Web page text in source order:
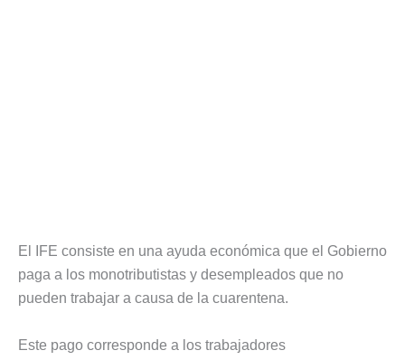
El IFE consiste en una ayuda económica que el Gobierno
paga a los monotributistas y desempleados que no
pueden trabajar a causa de la cuarentena.
Este pago corresponde a los trabajadores